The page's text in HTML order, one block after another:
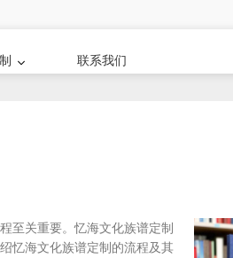
联系我们
至关重要。忆海文化族谱定制
忆海文化族谱定制的流程及其